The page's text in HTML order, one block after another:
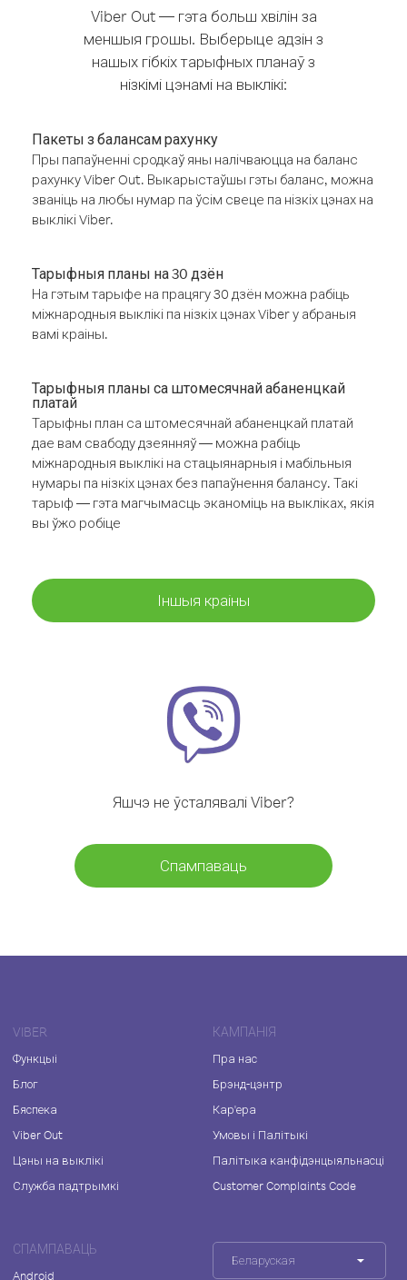
Viber Out — гэта больш хвілін за
меншыя грошы. Выберыце адзін з
нашых гібкіх тарыфных планаў з
нізкімі цэнамі на выклікі:
Пакеты з балансам рахунку
Пры папаўненні сродкаў яны налічваюцца на баланс
рахунку Viber Out. Выкарыстаўшы гэты баланс, можна
званіць на любы нумар па ўсім свеце па нізкіх цэнах на
выклікі Viber.
Тарыфныя планы на 30 дзён
На гэтым тарыфе на працягу 30 дзён можна рабіць
міжнародныя выклікі па нізкіх цэнах Viber у абраныя
вамі краіны.
Тарыфныя планы са штомесячнай абаненцкай
платай
Тарыфны план са штомесячнай абаненцкай платай
дае вам свабоду дзеянняў — можна рабіць
міжнародныя выклікі на стацыянарныя і мабільныя
нумары па нізкіх цэнах без папаўнення балансу. Такі
тарыф — гэта магчымасць эканоміць на выкліках, якія
вы ўжо робіце
Іншыя краіны
Яшчэ не ўсталявалі Viber?
Спампаваць
VIBER
Функцыі
Блог
Бяспека
Viber Out
Цэны на выклікі
Служба падтрымкі
КАМПАНІЯ
Пра нас
Брэнд-цэнтр
Кар'ера
Умовы і Палітыкі
Палітыка канфідэнцыяльнасці
Customer Complaints Code
СПАМПАВАЦЬ
Android
Беларуская